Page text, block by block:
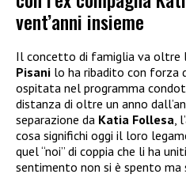
vent’anni insieme
Il concetto di famiglia va oltre
Pisani lo ha ribadito con forza
ospitata nel programma
distanza di oltre un anno
separazione da Katia Follesa,
cosa significhi oggi il loro
quel “noi” di coppia che li ha
sentimento non si è spento